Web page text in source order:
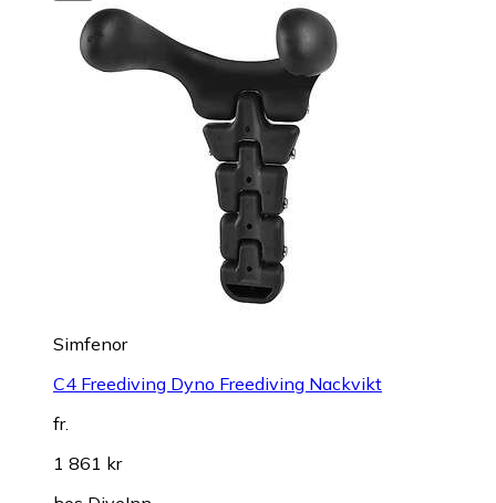
Simfenor
C4 Freediving Dyno Freediving Nackvikt
fr.
1 861 kr